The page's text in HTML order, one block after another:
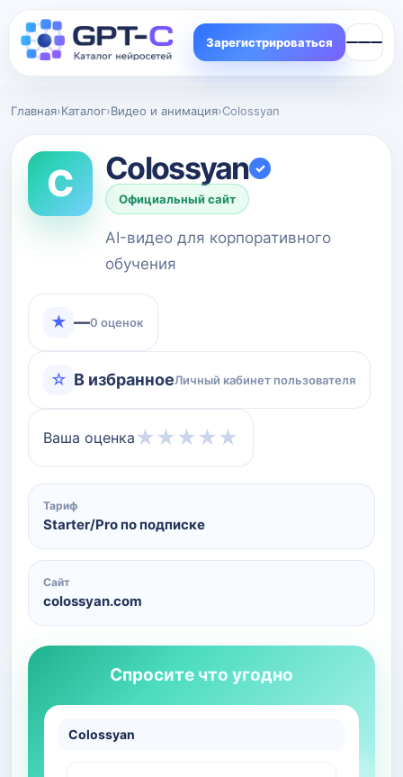
Зарегистрироваться
Главная›Каталог›Видео и анимация›Colossyan
C Colossyan ✓
Официальный сайт
AI-видео для корпоративного
обучения
★ —0 оценок
☆ В избранноеЛичный кабинет пользователя
Ваша оценка ★ ★ ★ ★ ★
Тариф
Starter/Pro по подписке
Сайт
colossyan.com
Спросите что угодно
Colossyan